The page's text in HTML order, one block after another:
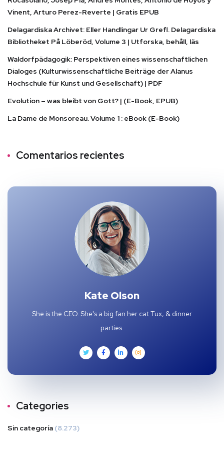
Vinent, Arturo Perez-Reverte | Gratis EPUB
Delagardiska Archivet: Eller Handlingar Ur Grefl. Delagardiska
Bibliotheket På Löberöd, Volume 3 | Utforska, behåll, läs
Waldorfpädagogik: Perspektiven eines wissenschaftlichen
Dialoges (Kulturwissenschaftliche Beiträge der Alanus
Hochschule für Kunst und Gesellschaft) | PDF
Evolution – was bleibt von Gott? | (E-Book, EPUB)
La Dame de Monsoreau. Volume 1 : eBook (E-Book)
Comentarios recientes
Kate Olson
She is the CEO. She's a big fan her cat Tux, & dinner
parties.
Categories
Sin categoría (8.273)